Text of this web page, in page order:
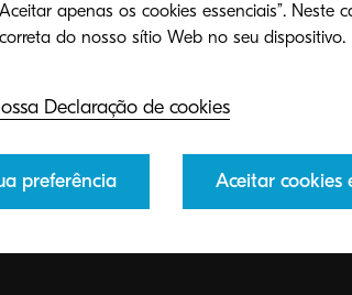
apenas os cookies essenciais”.
a visualização correta do nosso sítio Web no seu dispositivo.
Declaração de cookies
preferência Aceitar cookies